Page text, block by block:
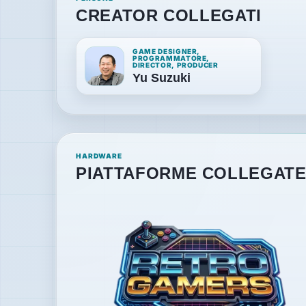
CREATOR COLLEGATI
GAME DESIGNER,
PROGRAMMATORE,
DIRECTOR, PRODUCER
Yu Suzuki
HARDWARE
PIATTAFORME COLLEGATE